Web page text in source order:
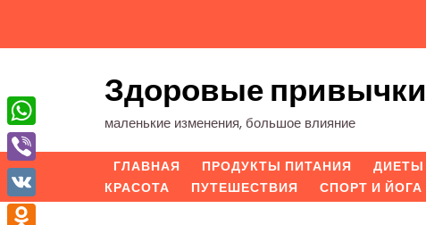
содержимому
Здоровые привычки
маленькие изменения, большое влияние
ГЛАВНАЯ ПРОДУКТЫ ПИТАНИЯ ДИЕТЫ
КРАСОТА
ПУТЕШЕСТВИЯ СПОРТ И ЙОГА
WhatsApp
Viber
VK